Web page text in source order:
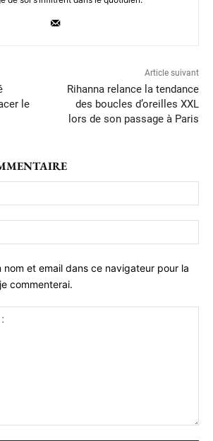
le
Article suivant
Rihanna relance la tendance
des boucles d’oreilles XXL
lors de son passage à Paris
:*
:*
nom et email dans ce navigateur pour la
commenterai.